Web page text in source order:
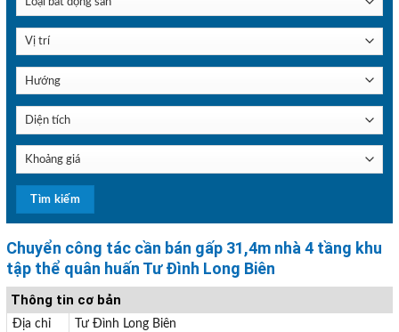
Chuyển công tác cần bán gấp 31,4m nhà 4 tầng khu
tập thể quân huấn Tư Đình Long Biên
Thông tin cơ bản
Địa chỉ
Tư Đình Long Biên